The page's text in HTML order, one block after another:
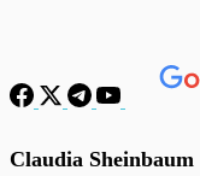
พร้อมเล่น
Claudia Sheinbaum